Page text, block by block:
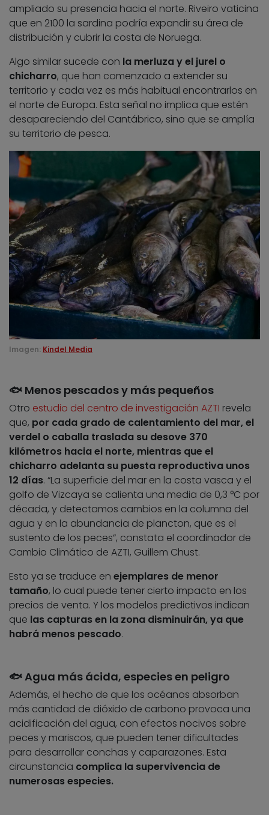
ampliado su presencia hacia el norte. Riveiro vaticina
que en 2100 la sardina podría expandir su área de
distribución y cubrir la costa de Noruega.
Algo similar sucede con la merluza y el jurel o
chicharro, que han comenzado a extender su
territorio y cada vez es más habitual encontrarlos en
el norte de Europa. Esta señal no implica que estén
desapareciendo del Cantábrico, sino que se amplía
su territorio de pesca.
Imagen: Kindel Media
🐟 Menos pescados y más pequeños
Otro estudio del centro de investigación AZTI revela
que, por cada grado de calentamiento del mar, el
verdel o caballa traslada su desove 370
kilómetros hacia el norte, mientras que el
chicharro adelanta su puesta reproductiva unos
12 días. “La superficie del mar en la costa vasca y el
golfo de Vizcaya se calienta una media de 0,3 °C por
década, y detectamos cambios en la columna del
agua y en la abundancia de plancton, que es el
sustento de los peces”, constata el coordinador de
Cambio Climático de AZTI, Guillem Chust.
Esto ya se traduce en ejemplares de menor
tamaño, lo cual puede tener cierto impacto en los
precios de venta. Y los modelos predictivos indican
que las capturas en la zona disminuirán, ya que
habrá menos pescado.
​🐟 Agua más ácida, especies en peligro
Además, el hecho de que los océanos absorban
más cantidad de dióxido de carbono provoca una
acidificación del agua, con efectos nocivos sobre
peces y mariscos, que pueden tener dificultades
para desarrollar conchas y caparazones. Esta
circunstancia complica la supervivencia de
numerosas especies.